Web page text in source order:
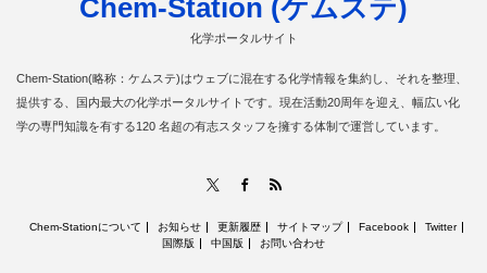
Chem-Station (ケムステ)
化学ポータルサイト
Chem-Station(略称：ケムステ)はウェブに混在する化学情報を集約し、それを整理、
提供する、国内最大の化学ポータルサイトです。現在活動20周年を迎え、幅広い化
学の専門知識を有する120 名超の有志スタッフを擁する体制で運営しています。
Facebook
Chem-Stationについて お知らせ 更新履歴 サイトマップ Facebook
Twitter
国際版
中国版 お問い合わせ